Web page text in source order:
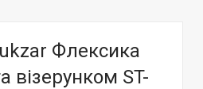
Флексика
візерунком ST-